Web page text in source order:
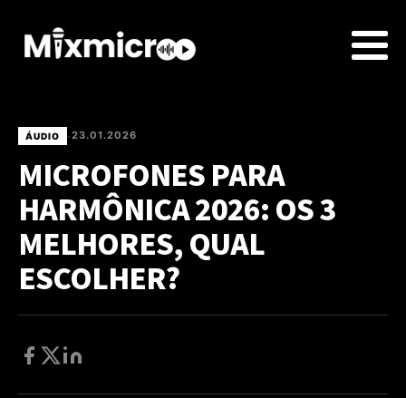
ÁUDIO • 23.01.2026
MICROFONES PARA
HARMÔNICA 2026: OS 3
MELHORES, QUAL
ESCOLHER?